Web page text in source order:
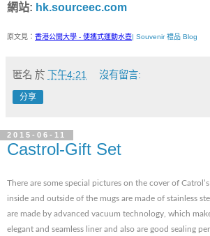
網站: hk.sourceec.com
原文見： 香港公開大學 - 便攜式運動水壺| Souvenir 禮品 Blog
匿名 於 下午4:21 沒有留言:
分享
2015-06-11
Castrol-Gift Set
There are some special pictures on the cover of
inside and outside of the mugs are made of stainless
are made by advanced vacuum technology, which
elegant and seamless liner and also are good sealing